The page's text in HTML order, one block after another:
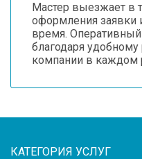
Мастер выезжает в
оформления заявки
время.
благодаря
компании в каждом
КАТЕГОРИЯ УСЛУГ